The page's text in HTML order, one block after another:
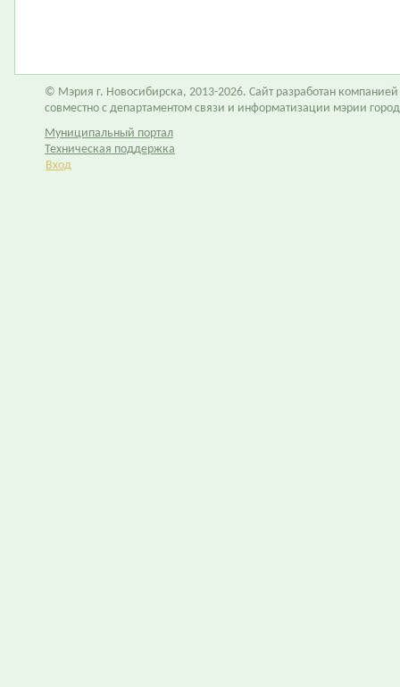
© Мэрия г. Новосибирска, 2013-2026. Сайт разработан компанией
совместно с департаментом связи и информатизации мэрии
Муниципальный портал
Техническая поддержка
Вход